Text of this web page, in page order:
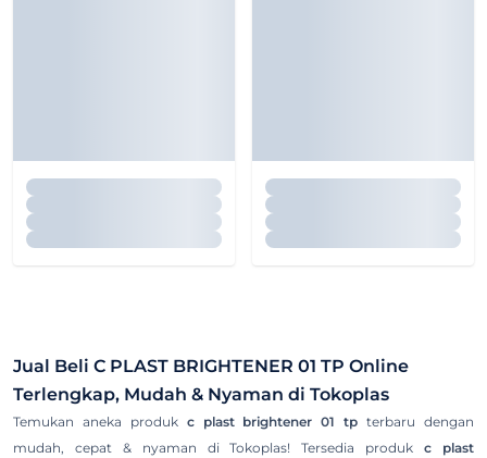
Jual Beli C PLAST BRIGHTENER 01 TP Online
Terlengkap, Mudah & Nyaman di Tokoplas
Temukan aneka produk c plast brightener 01 tp terbaru dengan
mudah, cepat & nyaman di Tokoplas! Tersedia produkc plast